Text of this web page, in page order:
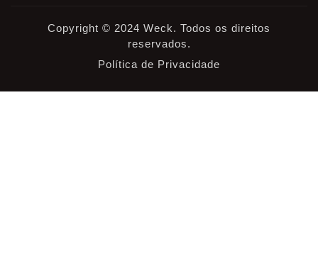
Copyright © 2024 Weck. Todos os direitos
reservados.
Política de Privacidade